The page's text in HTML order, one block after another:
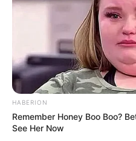
kötelezettségeit, és
ki az ellenzéki szavazók
„Viktor Orbán
és Tamás Sulyok, akit ő
a Magyar
júniusban.
HABERION
Remember Honey Boo Boo?
See Her Now